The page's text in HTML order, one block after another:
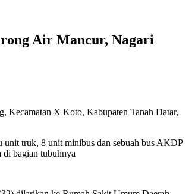
Air Mancur, Nagari
Kecamatan X Koto, Kabupaten Tanah Datar,
unit truk, 8 unit minibus dan sebuah bus AKDP
di bagian tubuhnya